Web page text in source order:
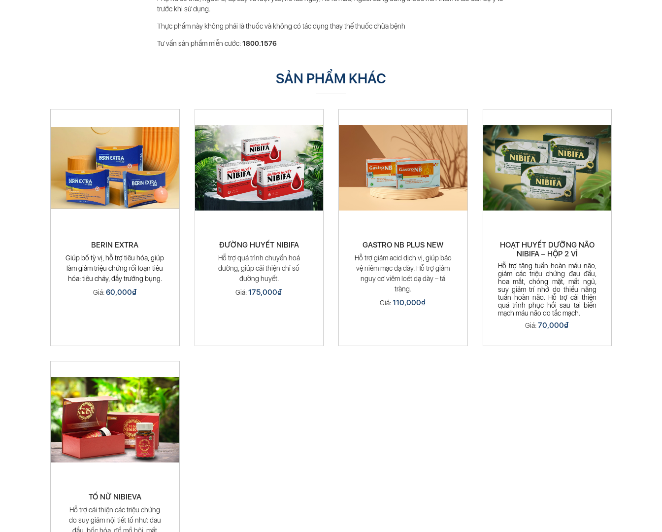
trước khi sử dụng.
Thực phẩm này không phải là thuốc và không có tác dụng thay thế thuốc chữa bệnh
Tư vấn sản phẩm miễn cước:1800.1576
SẢN PHẨM KHÁC
BERIN EXTRA
Giúp bổ tỳ vị, hỗ trợ tiêu hóa, giúp
làm giảm triệu chứng rối loạn tiêu
hóa: tiêu chảy, đầy trướng bụng.
Giá: 60,000₫
ĐƯỜNG HUYẾT NIBIFA
Hỗ trợ quá trình chuyển hoá
đường, giúp cải thiện chỉ số
đường huyết.
Giá: 175,000₫
GASTRO NB PLUS NEW
Hỗ trợ giảm acid dịch vị, giúp bảo
vệ niêm mạc dạ dày. Hỗ trợ giảm
nguy cơ viêm loét dạ dày – tá
tràng.
Giá: 110,000₫
HOẠT HUYẾT DƯỠNG NÃO
NIBIFA – HỘP 2 VỈ
Hỗ trợ tăng tuần hoàn máu não,
giảm các triệu chứng đau đầu,
hoa mắt, chóng mặt, mất ngủ,
suy giảm trí nhớ do thiểu năng
tuần hoàn não. Hỗ trợ cải thiện
quá trình phục hồi sau tai biến
mạch máu não do tắc mạch.
Giá: 70,000₫
TỐ NỮ NIBIEVA
Hỗ trợ cải thiện các triệu chứng
do suy giảm nội tiết tố như: đau